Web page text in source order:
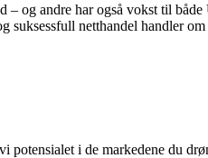
– og andre har også vokst til
netthandel handler
i de markedene du